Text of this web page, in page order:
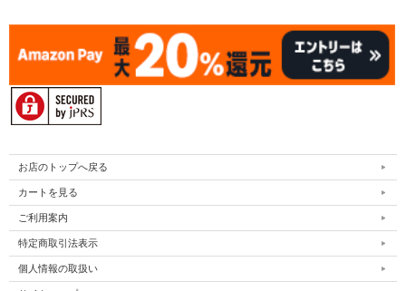
お店のトップへ戻る
カートを見る
ご利用案内
特定商取引法表示
個人情報の取扱い